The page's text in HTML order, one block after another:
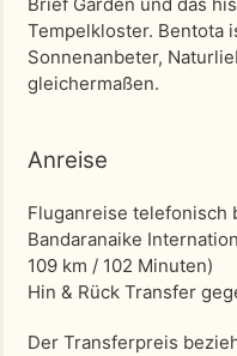
Tempelkloster. Bentota
Sonnenanbeter,
gleichermaßen.
Anreise
Fluganreise telefonisch
Bandaranaike
109 km / 102 Minuten)
Hin & Rück Transfer
Der Transferpreis